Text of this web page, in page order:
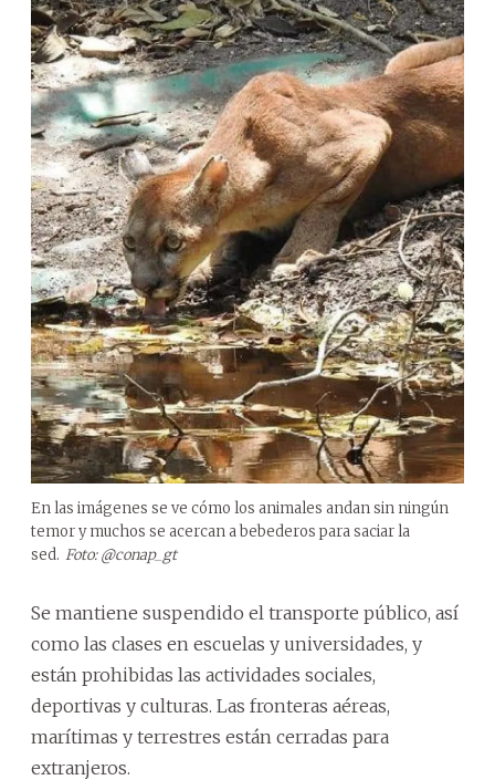
En las imágenes se ve cómo los animales andan sin ningún
temor y muchos se acercan a bebederos para saciar la
sed. Foto: @conap_gt
Se mantiene suspendido el transporte público, así
como las clases en escuelas y universidades, y
están prohibidas las actividades sociales,
deportivas y culturas. Las fronteras aéreas,
marítimas y terrestres están cerradas para
extranjeros.